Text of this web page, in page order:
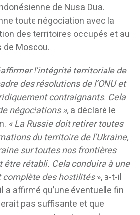
de Nusa Dua.
toute négociation avec la
des territoires occupés et au
de Moscou.
l’intégrité territoriale de
des résolutions de l’ONU et
contraignants. Cela
négociations », a déclaré le
« La Russie doit retirer toutes
du territoire de l’Ukraine,
sur toutes nos frontières
être rétabli. Cela conduira à une
complète des hostilités», a-t-il
a affirmé qu’une éventuelle fin
pas suffisante et que